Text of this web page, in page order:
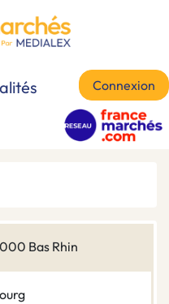
Connexion
Bas Rhin